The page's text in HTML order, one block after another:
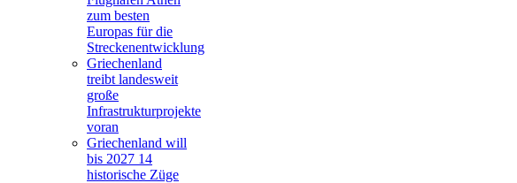
zum besten
Europas für die
Streckenentwicklung
Griechenland
treibt landesweit
große
Infrastrukturprojekte
voran
Griechenland will
bis 2027 14
historische Züge